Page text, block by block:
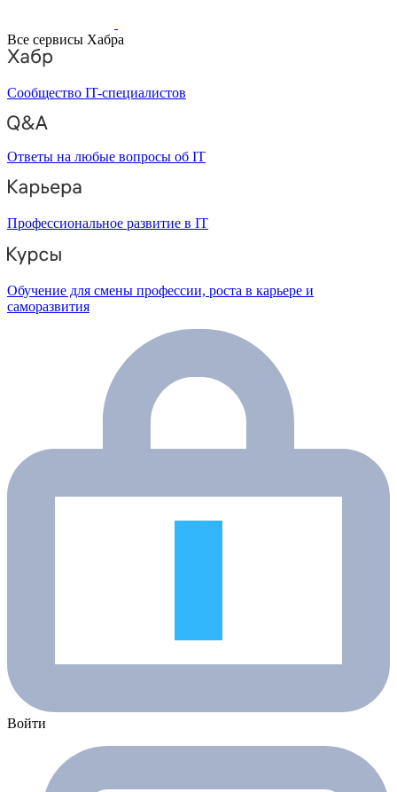
Все сервисы Хабра
Сообщество IT-специалистов
Ответы на любые вопросы об IT
Профессиональное развитие в IT
Обучение для смены профессии, роста в карьере и
саморазвития
Войти